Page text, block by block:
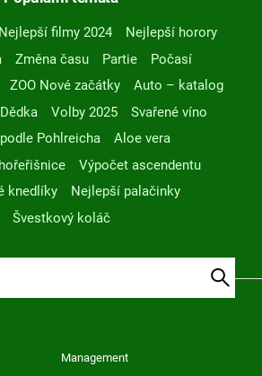
Nejlepší filmy 2024
Nejlepší horory
Změna času Partie
Počasí
ZOO Nové začátky
Auto – katalog
Volby 2025
Svařené víno
Pohlreicha
Aloe vera
Výpočet ascendentu
knedlíky
Nejlepší palačinky
Švestkový koláč
Management